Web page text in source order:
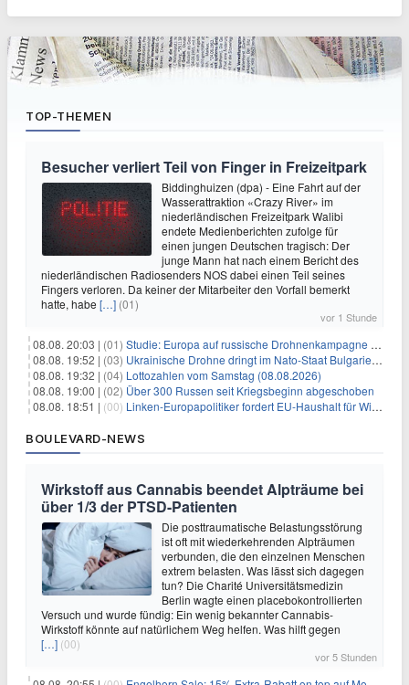
TOP-THEMEN
Besucher verliert Teil von Finger in Freizeitpark
Biddinghuizen (dpa) - Eine Fahrt auf der
Wasserattraktion «Crazy River» im
niederländischen Freizeitpark Walibi
endete Medienberichten zufolge für
einen jungen Deutschen tragisch: Der
junge Mann hat nach einem Bericht des
niederländischen Radiosenders NOS dabei einen Teil seines
Fingers verloren. Da keiner der Mitarbeiter den Vorfall bemerkt
hatte, habe […] (01)
vor 1 Stunde
08.08. 20:03 | (01) Studie: Europa auf russische Drohnenkampagne unzureichend vorbereitet
08.08. 19:52 | (03) Ukrainische Drohne dringt im Nato-Staat Bulgarien ein
08.08. 19:32 | (04) Lottozahlen vom Samstag (08.08.2026)
08.08. 19:00 | (02) Über 300 Russen seit Kriegsbeginn abgeschoben
08.08. 18:51 | (00) Linken-Europapolitiker fordert EU-Haushalt für Wirtschaftsumbau
BOULEVARD-NEWS
Wirkstoff aus Cannabis beendet Alpträume bei
über 1/3 der PTSD-Patienten
Die posttraumatische Belastungsstörung
ist oft mit wiederkehrenden Alpträumen
verbunden, die den einzelnen Menschen
extrem belasten. Was lässt sich dagegen
tun? Die Charité Universitätsmedizin
Berlin wagte einen placebokontrollierten
Versuch und wurde fündig: Ein wenig bekannter Cannabis-
Wirkstoff könnte auf natürlichem Weg helfen. Was hilft gegen
[…] (00)
vor 5 Stunden